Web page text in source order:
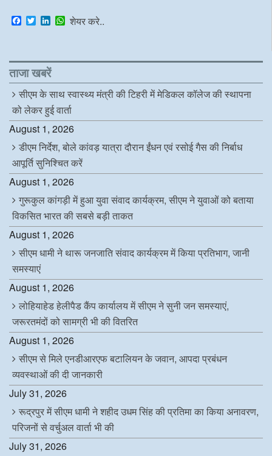
F
a
b
o
o
k
T
w
t
e
r
L
e
d
I
n
W
s
p
शेयर करे..
ताजा खबरें
सीएम के साथ स्वास्थ्य मंत्री की टिहरी में मेडिकल कॉलेज की स्थापना
को लेकर हुई वार्ता
August 1, 2026
डीएम निर्देश, बोले कांवड़ यात्रा दौरान ईंधन एवं रसोई गैस की निर्बाध
आपूर्ति सुनिश्चित करें
August 1, 2026
गुरूकुल कांगड़ी में हुआ युवा संवाद कार्यक्रम, सीएम ने युवाओं को बताया
विकसित भारत की सबसे बड़ी ताकत
August 1, 2026
सीएम धामी ने थारू जनजाति संवाद कार्यक्रम में किया प्रतिभाग, जानी
समस्याएं
August 1, 2026
लोहियाहेड हेलीपैड कैंप कार्यालय में सीएम ने सुनी जन समस्याएं,
जरूरतमंदों को सामग्री भी की वितरित
August 1, 2026
सीएम से मिले एनडीआरएफ बटालियन के जवान, आपदा प्रबंधन
व्यवस्थाओं की दी जानकारी
July 31, 2026
रूद्रपुर में सीएम धामी ने शहीद उधम सिंह की प्रतिमा का किया अनावरण,
परिजनों से वर्चुअल वार्ता भी की
July 31, 2026